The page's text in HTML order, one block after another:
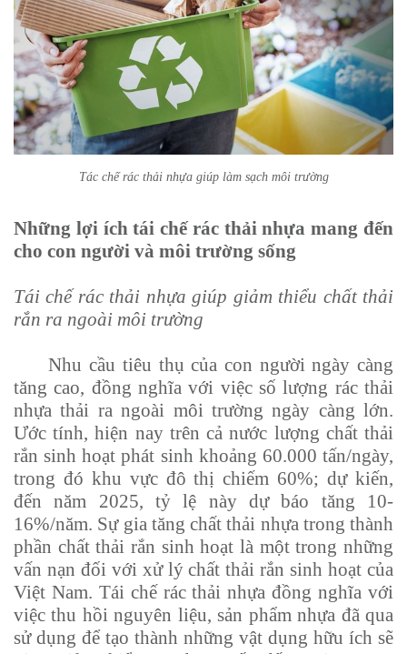
Tác chế rác thải nhựa giúp làm sạch môi trường
Những lợi ích tái chế rác thải nhựa mang đến
cho con người và môi trường sống
Tái chế rác thải nhựa giúp giảm thiểu chất thải
rắn ra ngoài môi trường
Nhu cầu tiêu thụ của con người ngày càng
tăng cao, đồng nghĩa với việc số lượng rác thải
nhựa thải ra ngoài môi trường ngày càng lớn.
Ước tính, hiện nay trên cả nước lượng chất thải
rắn sinh hoạt phát sinh khoảng 60.000 tấn/ngày,
trong đó khu vực đô thị chiếm 60%; dự kiến,
đến năm 2025, tỷ lệ này dự báo tăng 10-
16%/năm. Sự gia tăng chất thải nhựa trong thành
phần chất thải rắn sinh hoạt là một trong những
vấn nạn đối với xử lý chất thải rắn sinh hoạt của
Việt Nam. Tái chế rác thải nhựa đồng nghĩa với
việc thu hồi nguyên liệu, sản phẩm nhựa đã qua
sử dụng để tạo thành những vật dụng hữu ích sẽ